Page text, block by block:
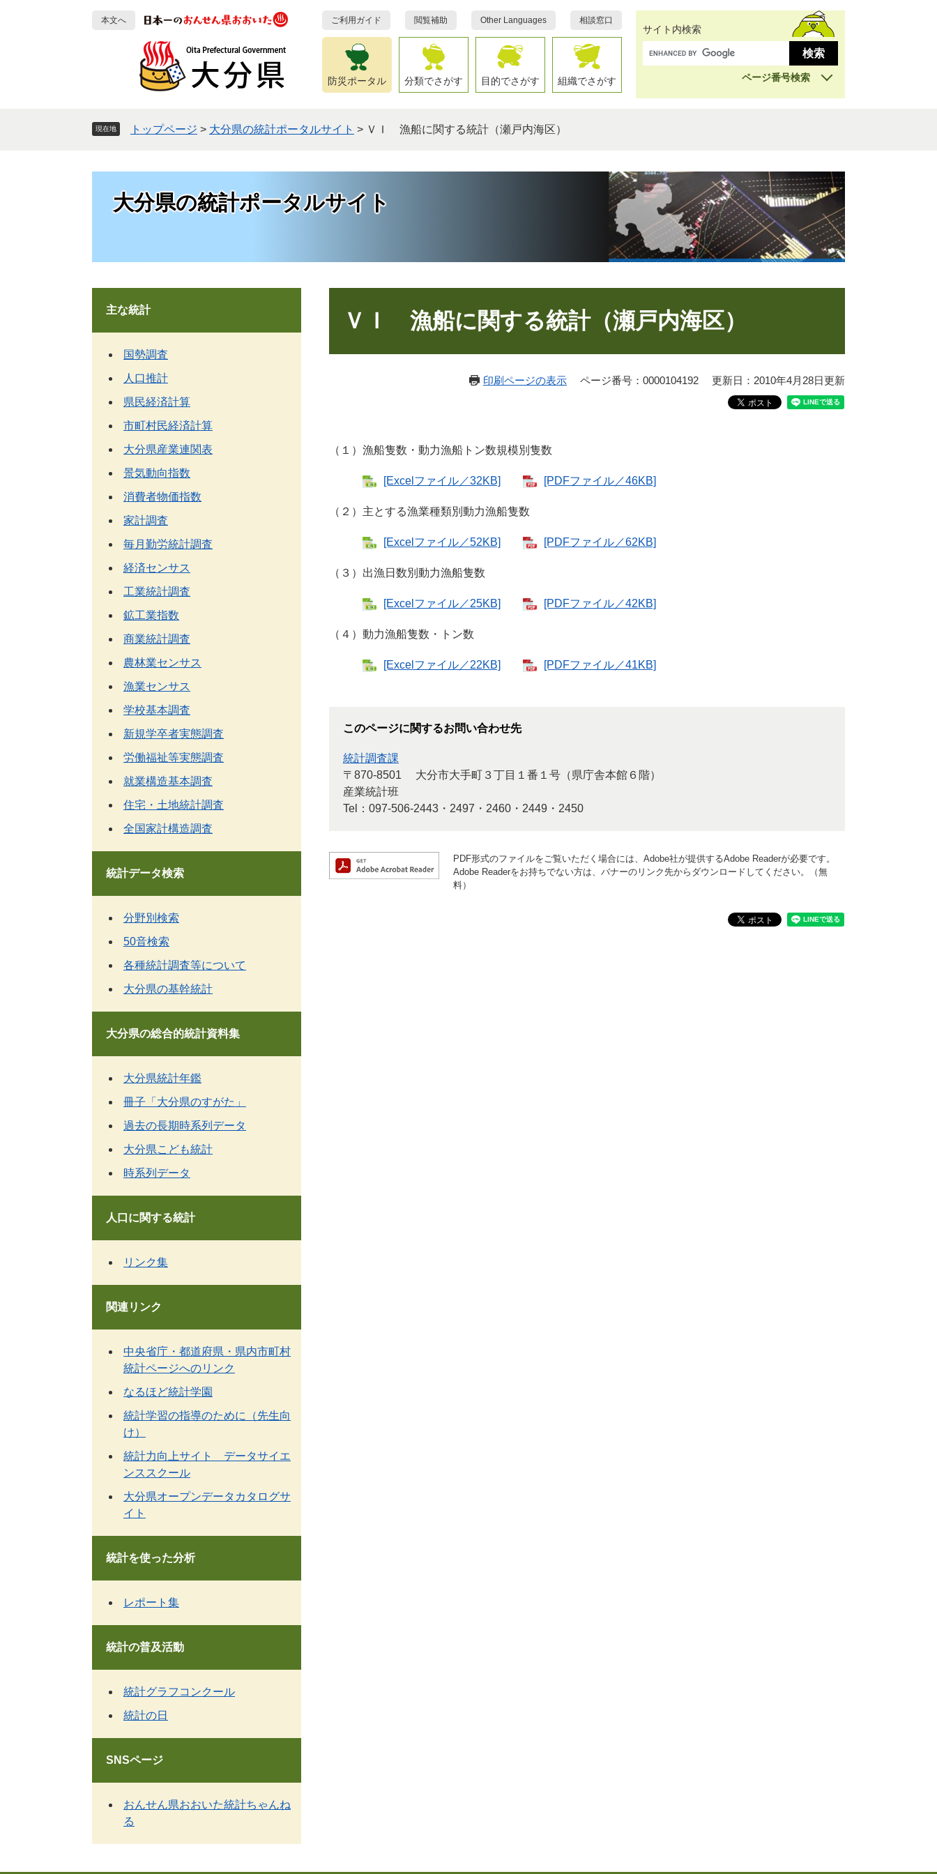
本文へ ご利用ガイド 閲覧補助 Other Languages 相談窓口
防災ポータル 分類でさがす 目的でさがす 組織でさがす
サイト内検索
ページ番号検索
現在地 トップページ > 大分県の統計ポータルサイト > ＶＩ 漁船に関する統計（瀬戸内海区）
大分県の統計ポータルサイト
ＶＩ 漁船に関する統計（瀬戸内海区）
印刷ページの表示 ページ番号：0000104192 更新日：2010年4月28日更新
（１）漁船隻数・動力漁船トン数規模別隻数
[Excelファイル／32KB] [PDFファイル／46KB]
（２）主とする漁業種類別動力漁船隻数
[Excelファイル／52KB] [PDFファイル／62KB]
（３）出漁日数別動力漁船隻数
[Excelファイル／25KB] [PDFファイル／42KB]
（４）動力漁船隻数・トン数
[Excelファイル／22KB] [PDFファイル／41KB]
このページに関するお問い合わせ先
統計調査課
〒870-8501
大分市大手町３丁目１番１号（県庁舎本館６階）
産業統計班
Tel：097-506-2443・2497・2460・2449・2450
PDF形式のファイルをご覧いただく場合には、Adobe社が提供するAdobe Readerが必要です。
Adobe Readerをお持ちでない方は、バナーのリンク先からダウンロードしてください。（無
料）
主な統計
国勢調査
人口推計
県民経済計算
市町村民経済計算
大分県産業連関表
景気動向指数
消費者物価指数
家計調査
毎月勤労統計調査
経済センサス
工業統計調査
鉱工業指数
商業統計調査
農林業センサス
漁業センサス
学校基本調査
新規学卒者実態調査
労働福祉等実態調査
就業構造基本調査
住宅・土地統計調査
全国家計構造調査
統計データ検索
分野別検索
50音検索
各種統計調査等について
大分県の基幹統計
大分県の総合的統計資料集
大分県統計年鑑
冊子「大分県のすがた」
過去の長期時系列データ
大分県こども統計
時系列データ
人口に関する統計
リンク集
関連リンク
中央省庁・都道府県・県内市町村
統計ページへのリンク
なるほど統計学園
統計学習の指導のために（先生向
け）
統計力向上サイト データサイエ
ンススクール
大分県オープンデータカタログサ
イト
統計を使った分析
レポート集
統計の普及活動
統計グラフコンクール
統計の日
SNSページ
おんせん県おおいた統計ちゃんね
る